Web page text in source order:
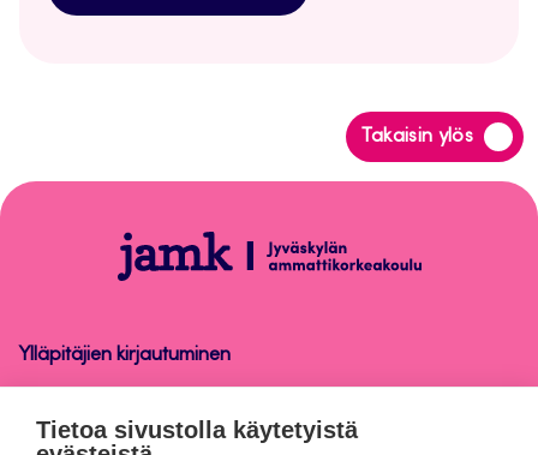
Takaisin ylös
Siirry
takaisin
Tietosuoja
Ylläpitäjien kirjautuminen
Tietosuoja
Tietoa sivustolla käytetyistä